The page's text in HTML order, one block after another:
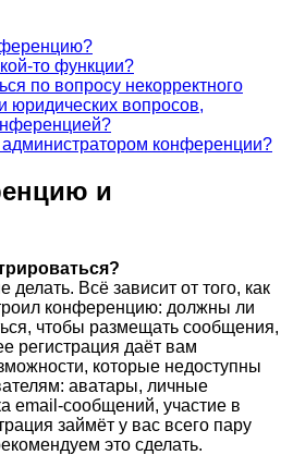
то функции?
по вопросу некорректного
юридических вопросов,
администратором конференции?
и
делать. Всё зависит от того, как
конференцию: должны ли
чтобы размещать сообщения,
регистрация даёт вам
которые недоступны
аватары, личные
email-сообщений, участие в
займёт у вас всего пару
это сделать.